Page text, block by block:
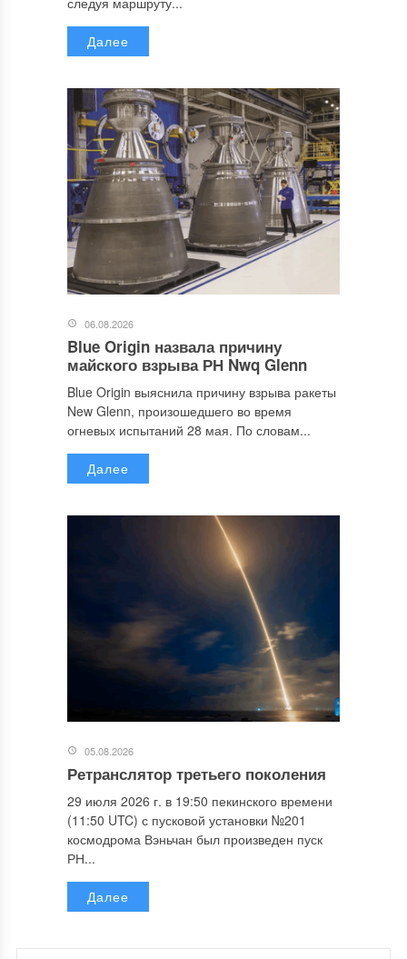
Далее
06.08.2026
Blue Origin назвала причину
майского взрыва РН Nwq Glenn
Blue Origin выяснила причину взрыва ракеты
New Glenn, произошедшего во время
огневых испытаний 28 мая. По словам...
Далее
05.08.2026
Ретранслятор третьего поколения
29 июля 2026 г. в 19:50 пекинского времени
(11:50 UTC) с пусковой установки №201
космодрома Вэньчан был произведен пуск
РН...
Далее